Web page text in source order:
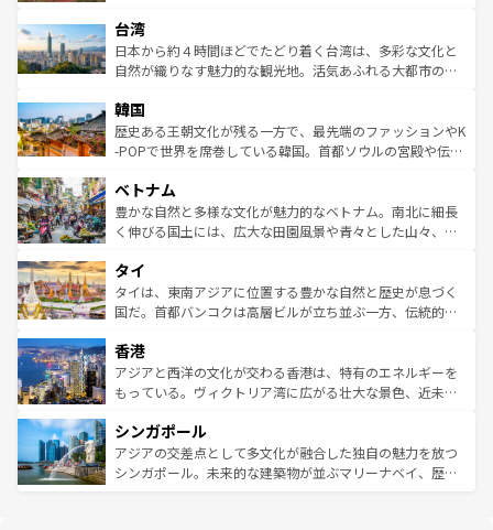
ならではの贅沢な旅のスタイルだ。 なお、新着のアメリカ
情報はコンテンツ一覧を参照してほしい。
れるおもてなしの心で訪れる人々を迎えてくれるハワイの
人々、おいしいローカルフードやハワイアンミュージッ
ク、伝統的なフラダンスなど、すべてがハワイの魅力を彩
ワイを、存分に味わってほしい。 なお、新着のハワイ情報
はコンテンツ一覧を参照してほしい。
リアリーフや大陸中央部にそびえるウルル（エアーズロッ
ク）、タスマニアの美しい原生林やケアンズの熱帯雨林な
ど、見どころがたくさん。また、カフェやワイン、オージ
いる。アクティビティも充実しており、サーフィンやダイ
ビング、ハイキングなど、アウトドア好きにはたまらな
い。オーストラリアの多彩な魅力を存分に味わいつくそ
参照してほしい。
台湾
日本から約４時間ほどでたどり着く台湾は、多彩な文化と
自然が織りなす魅力的な観光地。活気あふれる大都市の台
ン）、静ひつな山岳地帯である台湾東部など、都市の喧騒
と山間の静けさが共存しており、訪れる人に新しい発見と
驚きをもたらしてくれる。また、奥深い台湾の食文化も魅
容にもいいと評判のスイーツなど、バラエティ豊かな料理
が味わえる。 なお、新着の台湾情報は コンテンツ一覧を参
照してほしい。
韓国
歴史ある王朝文化が残る一方で、最先端のファッションやK
-POPで世界を席巻している韓国。首都ソウルの宮殿や伝統
き、地方に足を延ばせば四季折々の自然美を楽しむことが
できる。そして、キムチや焼肉、絶品のストリートフード
まで、さまざまな韓国料理が待っている。夜には、韓国な
リティに包まれながら、韓国の多彩な魅力を心ゆくまで味
わってみてほしい。 なお、新着の韓国情報はコンテンツ一
覧を参照してほしい。
ベトナム
豊かな自然と多様な文化が魅力的なベトナム。南北に細長
く伸びる国土には、広大な田園風景や青々とした山々、世
急速な発展と共に伝統が息づく。ハノイの古い町並みやホ
ーチミン市のフランス統治時代の建物も、独特の雰囲気を
醸し出している。また、バラエティの豊かさとおいしさで
とつ。フォーやバインミー、ベトナムコーヒーなどは、ぜ
ひ現地で味わいたい。どの地域を訪れてもあたたかい人々
が旅行者を迎えてくれるので、きっと忘れられない旅にな
参照してほしい。
タイ
タイは、東南アジアに位置する豊かな自然と歴史が息づく
国だ。首都バンコクは高層ビルが立ち並ぶ一方、伝統的な
の活気が交差している。北部ではチェンマイなどの山岳地
帯で自然と触れ合い、南部ではプーケットやクラビの美し
いビーチでリゾート気分を楽しむことができる。タイ料理
激する。気候は一年中温暖で、どの季節にも異なる楽しみ
が待っている。親しみやすいタイの人々、仏教を中心とし
た文化、そして多様な観光資源が、訪れる旅人を魅了し続
香港
アジアと西洋の文化が交わる香港は、特有のエネルギーを
もっている。ヴィクトリア湾に広がる壮大な景色、近未来
み、どこを訪れても感動するはず。観光スポットが密集し
ており、効率よく見どころを回れるのも魅力。息をのむよ
うな絶景から文化的な体験まで、香港を存分に楽しみ尽く
シンガポール
アジアの交差点として多文化が融合した独自の魅力を放つ
シンガポール。未来的な建築物が並ぶマリーナベイ、歴史